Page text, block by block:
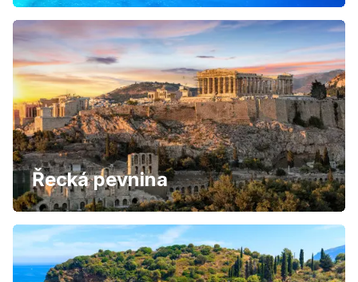
Řecká pevnina